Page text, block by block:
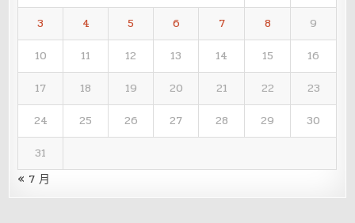
3
4 5 6 7 8
9
10
11 12 13 14 15
16
17
18 19 20 21 22
23
24
25 26 27 28 29
30
31
« 7 月